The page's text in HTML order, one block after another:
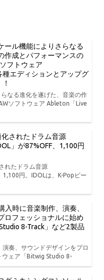
ール機能によりさらなる
作成とパフォーマンスの
フトウェア
エディションとアップグ
なる進化を遂げた、音楽の作
ソフトウェア Ableton「Live
されたドラム音源
」が87%OFF、1,100円
れたドラム音源
円。IDOLは、K-Popビー
入時に音楽制作、演奏、
ロフェッショナルに始め
8-Track」など2製品
奏、サウンドデザインをプロ
ウェア「Bitwig Studio 8-